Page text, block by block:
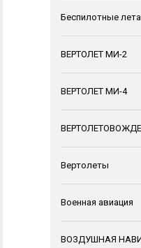
Беспилотные
ВЕРТОЛЕТ МИ-2
ВЕРТОЛЕТ МИ-4
Вертолеты
Военная авиация
ВОЗДУШНАЯ